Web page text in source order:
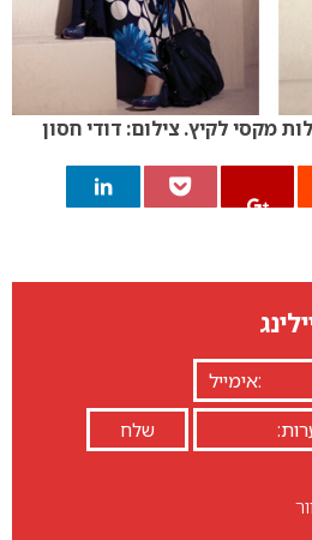
מקסי לקיץ. צילום: דודי חסון